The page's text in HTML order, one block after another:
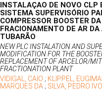
INSTALAÇAO DE NOVO CLP
SISTEMA SUPERVISÓRIO
COMPRESSOR BOOSTER
FRACIONAMENTO DE AR
TUBARÃO
NEW PLC INSTALATION AND
MODIFICATION FOR THE
REPLACEMENT OF ARCELOR/
FRACTIONATION PLANT
VIDIGAL, CAIO ; KLIPPEL,
MARQUES DA ; SILVA, PEDRO